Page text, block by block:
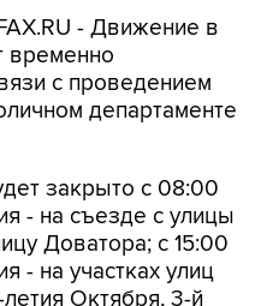
- Движение в
временно
с проведением
департаменте
закрыто с 08:00
- на съезде с улицы
Доватора; с 15:00
- на участках улиц
Октября, 3-й